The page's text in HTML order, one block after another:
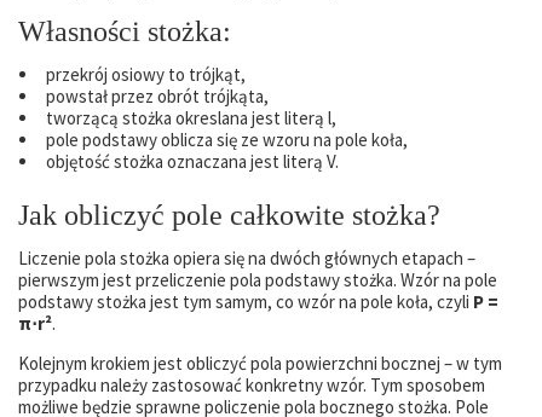
Własności stożka:
przekrój osiowy to trójkąt,
powstał przez obrót trójkąta,
tworzącą stożka okreslana jest literą l,
pole podstawy oblicza się ze wzoru na pole koła,
objętość stożka oznaczana jest literą V.
Jak obliczyć pole całkowite stożka?
Liczenie pola stożka opiera się na dwóch głównych etapach –
pierwszym jest przeliczenie pola podstawy stożka. Wzór na pole
podstawy stożka jest tym samym, co wzór na pole koła, czyli P =
π⋅r².
Kolejnym krokiem jest obliczyć pola powierzchni bocznej – w tym
przypadku należy zastosować konkretny wzór. Tym sposobem
możliwe będzie sprawne policzenie pola bocznego stożka. Pole